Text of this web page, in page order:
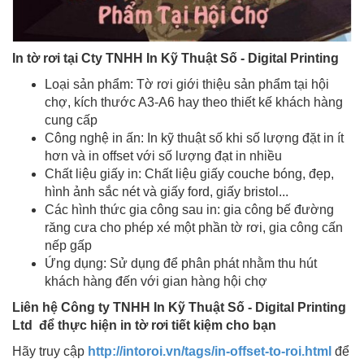
In tờ rơi tại Cty TNHH In Kỹ Thuật Số - Digital Printing
Loại sản phẩm: Tờ rơi giới thiệu sản phẩm tại hội
chợ, kích thước A3-A6 hay theo thiết kế khách hàng
cung cấp
Công nghệ in ấn: In kỹ thuật số khi số lượng đặt in ít
hơn và in offset với số lượng đạt in nhiều
Chất liệu giấy in: Chất liệu giấy couche bóng, đẹp,
hình ảnh sắc nét và giấy ford, giấy bristol...
Các hình thức gia công sau in: gia công bế đường
răng cưa cho phép xé một phần tờ rơi, gia công cấn
nếp gấp
Ứng dụng: Sử dụng để phân phát nhằm thu hút
khách hàng đến với gian hàng hội chợ
Liên hệ Công ty TNHH In Kỹ Thuật Số - Digital Printing
Ltd để thực hiện in tờ rơi tiết kiệm cho bạn
Hãy truy cập http://intoroi.vn/tags/in-offset-to-roi.html để